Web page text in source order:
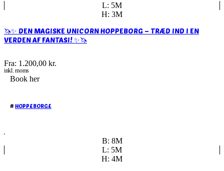
L: 5M
H: 3M
🦄✨ DEN MAGISKE UNICORN HOPPEBORG – TRÆD IND I EN
VERDEN AF FANTASI! ✨🦄
Fra: 1.200,00 kr.
inkl. moms
Book her
#HOPPEBORGE
B: 8M
L: 5M
H: 4M